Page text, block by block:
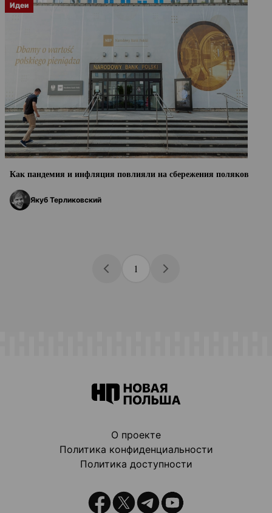
Идеи
Как пандемия и инфляция повлияли на сбережения поляков
Якуб Терликовский
1
О проекте
Политика конфиденциальности
Политика доступности